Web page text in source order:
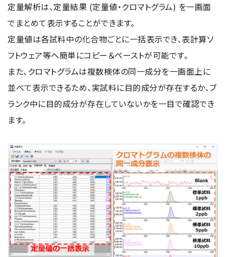
集束イオンビーム加工観察装置 (FIB-SEM)
MALDI-TOFMS
GC-TOFMS
MicroED 専用装置
産業機器
成膜関連機器 (電子銃・プラズマ源・他)
材料生成機器 (ナノ粒子合成／ナノ粒子表面改質・電子ビー
ム溶解)
お客様紹介 / 開発秘話
導入事例
Interview
開発秘話
定量解析は、定量結果 (定量値・クロマトグラム) を一画面
でまとめて表示することができます。
定量値は各試料中の化合物ごとに一括表示でき、表計算ソ
フトウェア等へ簡単にコピー＆ペーストが可能です。
また、クロマトグラムは複数検体の同一成分を一画面上に
並べて表示できるため、実試料に目的成分が存在するか、ブ
ランク中に目的成分が存在していないかを一目で確認でき
ます。